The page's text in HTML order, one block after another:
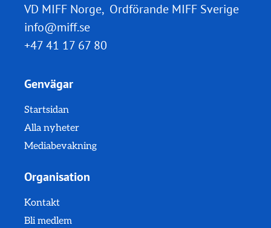
VD MIFF Norge, Ordförande MIFF Sverige
info@miff.se
+47 41 17 67 80
Genvägar
Startsidan
Alla nyheter
Mediabevakning
Organisation
Kontakt
Bli medlem